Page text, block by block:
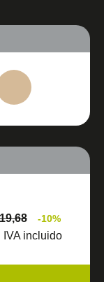
19,68 -10%
IVA incluido